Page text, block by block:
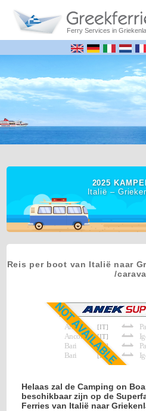
Ferry Services in
2025
Italië –
Reis per boot van Italië naar
/
Ancona [IT]
Ancona [IT]
Bari [IT]
Bari [IT]
Helaas zal de Camping on
beschikbaar zijn op de
Ferries van Italië naar